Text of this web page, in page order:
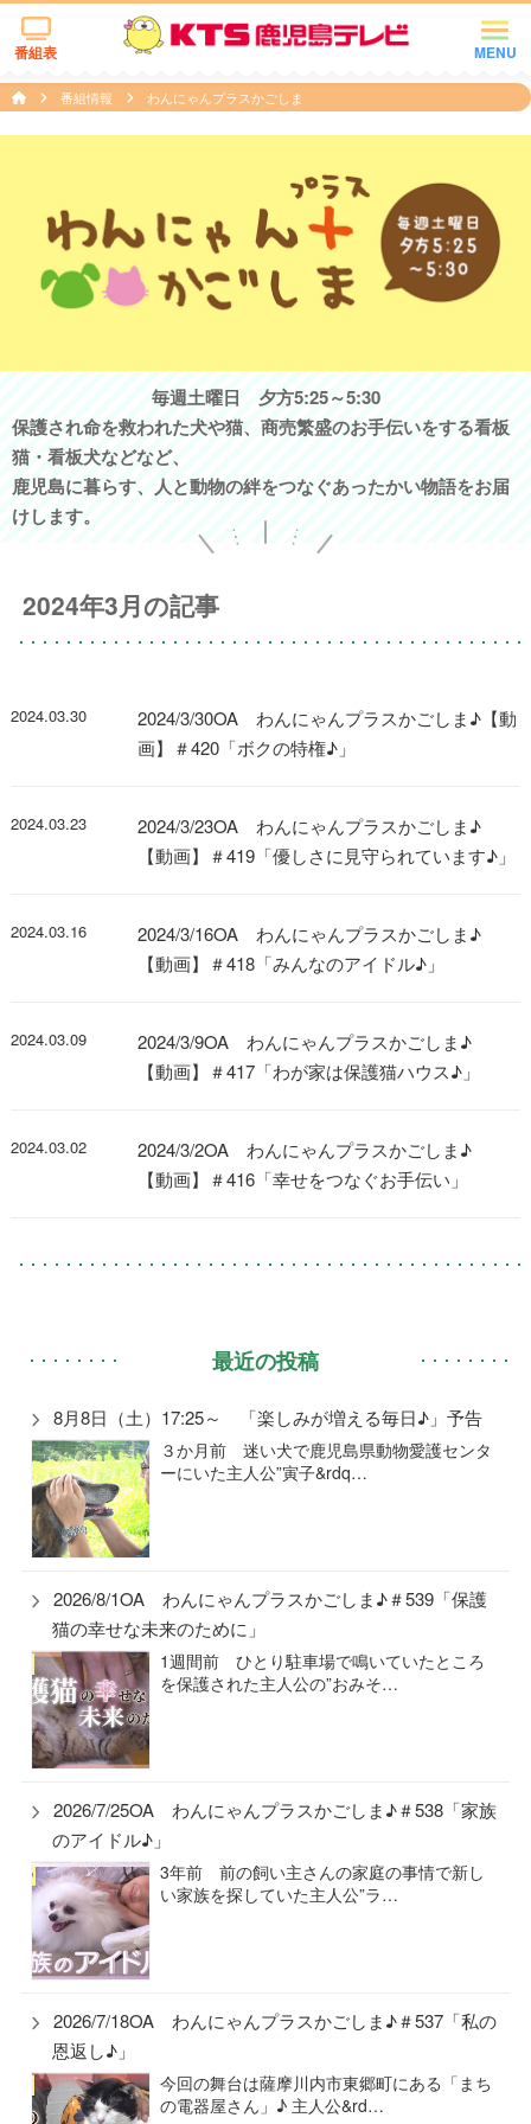
MENU
番組表
番組情報 わんにゃんプラスかごしま
毎週土曜日 夕方5:25～5:30
保護され命を救われた犬や猫、商売繁盛のお手伝いをする看板
猫・看板犬などなど、
鹿児島に暮らす、人と動物の絆をつなぐあったかい物語をお届
けします。
2024年3月の記事
2024.03.30
2024/3/30OA わんにゃんプラスかごしま♪【動
画】＃420「ボクの特権♪」
2024.03.23
2024/3/23OA わんにゃんプラスかごしま♪
【動画】＃419「優しさに見守られています♪」
2024.03.16
2024/3/16OA わんにゃんプラスかごしま♪
【動画】＃418「みんなのアイドル♪」
2024.03.09
2024/3/9OA わんにゃんプラスかごしま♪
【動画】＃417「わが家は保護猫ハウス♪」
2024.03.02
2024/3/2OA わんにゃんプラスかごしま♪
【動画】＃416「幸せをつなぐお手伝い」
最近の投稿
8月8日（土）17:25～ 「楽しみが増える毎日♪」予告
３か月前 迷い犬で鹿児島県動物愛護センタ
ーにいた主人公”寅子&rdq…
2026/8/1OA わんにゃんプラスかごしま♪＃539「保護
猫の幸せな未来のために」
1週間前 ひとり駐車場で鳴いていたところ
を保護された主人公の”おみそ…
2026/7/25OA わんにゃんプラスかごしま♪＃538「家族
のアイドル♪」
3年前 前の飼い主さんの家庭の事情で新し
い家族を探していた主人公”ラ…
2026/7/18OA わんにゃんプラスかごしま♪＃537「私の
恩返し♪」
今回の舞台は薩摩川内市東郷町にある「まち
の電器屋さん」♪ 主人公&rd…